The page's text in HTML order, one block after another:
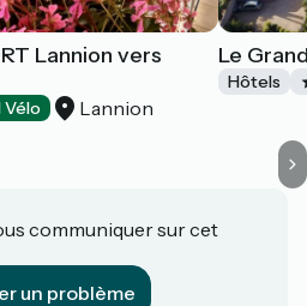
Lannion vers
Vélo Lannion
Le
Hôtels
communiquer sur cet
un problème